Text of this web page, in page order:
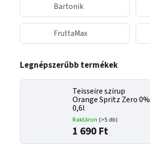
Bartonik
FruttaMax
Legnépszerűbb termékek
Teisseire szirup
Orange Spritz Zero 0%
0,6l
Raktáron (>5 db)
1 690 Ft